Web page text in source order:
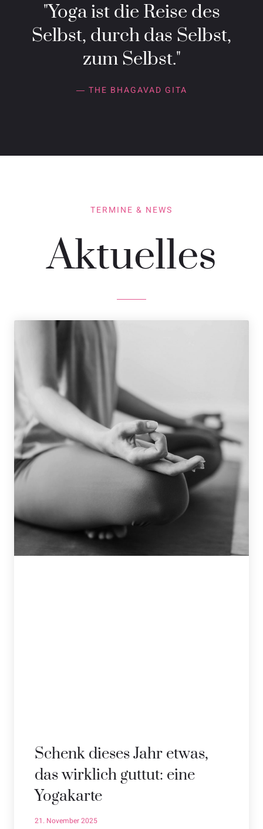
"Yoga ist die Reise des
Selbst, durch das Selbst,
zum Selbst."
― THE BHAGAVAD GITA
TERMINE & NEWS
Aktuelles
Schenk dieses Jahr etwas,
das wirklich guttut: eine
Yogakarte
21. November 2025